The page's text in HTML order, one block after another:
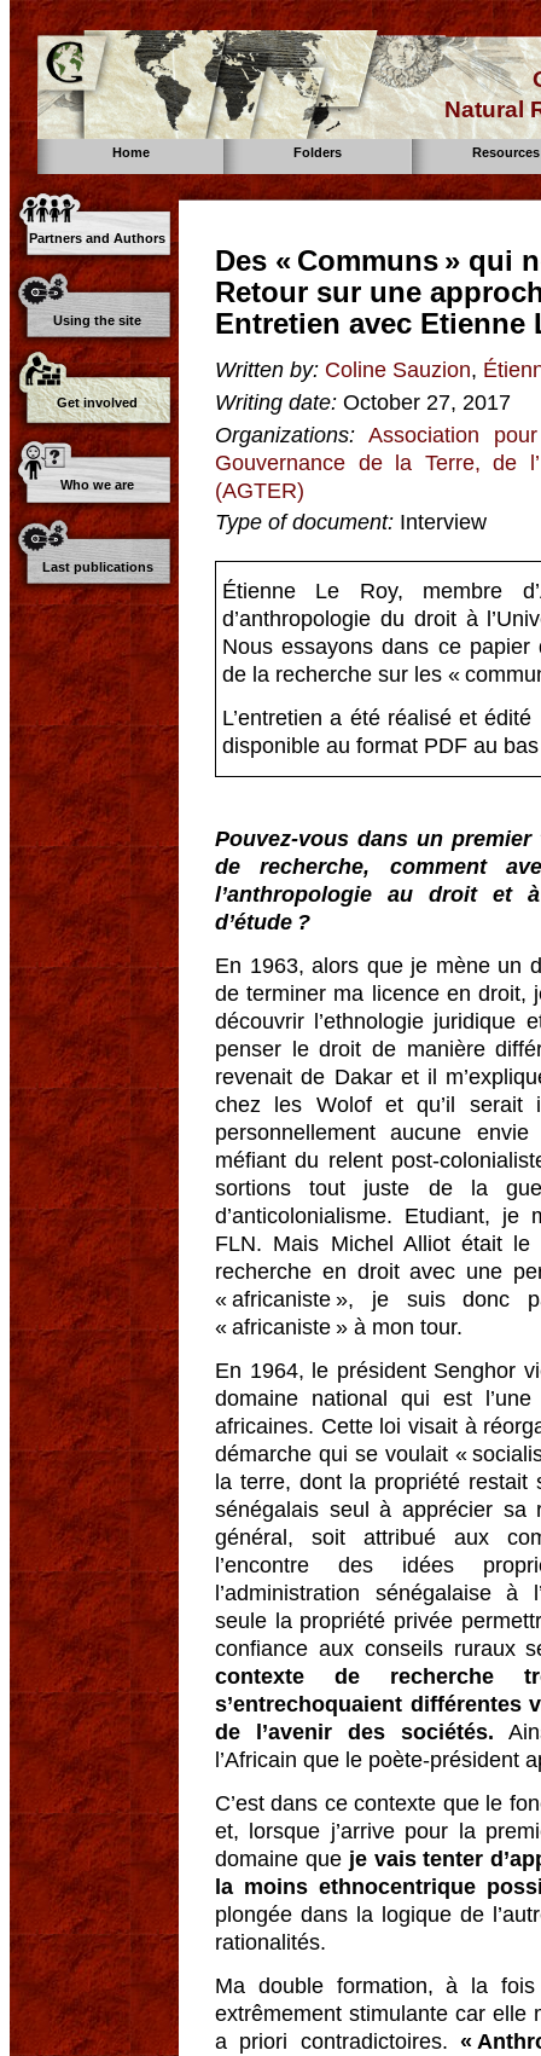
Natural
Home Folders Resources
Partners and Authors
Using the site
Get involved
Who we are
Last publications
Des « Communs » qui
Retour sur une
Entretien avec Etienne
Written by: Coline Sauzion,
Writing date: October 27, 2017
Organizations: Association
Gouvernance de la Terre, de
(AGTER)
Type of document: Interview
Étienne Le Roy, membre
d’anthropologie du droit à
Nous essayons dans ce papier
de la recherche sur les «
L’entretien a été réalisé et
disponible au format PDF au
Pouvez-vous dans un
de recherche, comment
l’anthropologie au droit et
d’étude ?
En 1963, alors que je mène un
de terminer ma licence en droit,
découvrir l’ethnologie juridique
penser le droit de manière
revenait de Dakar et il
chez les Wolof et qu’il serait
personnellement aucune
méfiant du relent post-
sortions tout juste de la
d’anticolonialisme. Etudiant,
FLN. Mais Michel Alliot était
recherche en droit avec une
« africaniste », je suis donc
« africaniste » à mon tour.
En 1964, le président Senghor
domaine national qui est
africaines. Cette loi visait à
démarche qui se voulait «
la terre, dont la propriété restait
sénégalais seul à apprécier sa
général, soit attribué aux
l’encontre des idées
l’administration sénégalaise à
seule la propriété privée
confiance aux conseils ruraux
contexte de recherche
s’entrechoquaient
de l’avenir des sociétés.
l’Africain que le poète-président
C’est dans ce contexte que le
et, lorsque j’arrive pour la
domaine que je vais tenter
la moins ethnocentrique
plongée dans la logique de
rationalités.
Ma double formation, à la
extrêmement stimulante car elle
a priori contradictoires.«